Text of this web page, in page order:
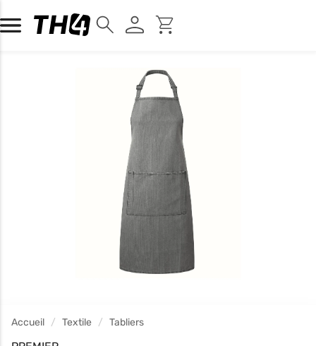
Accueil Textile Tabliers